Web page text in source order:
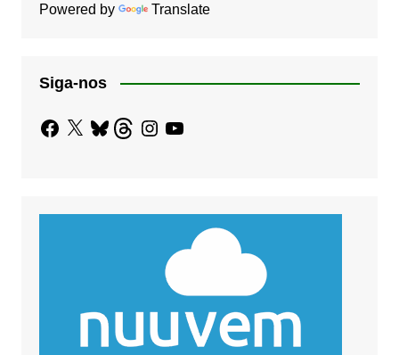
Powered by Translate
Siga-nos
Facebook
X BlueskyThreadsInstagram
YouTube